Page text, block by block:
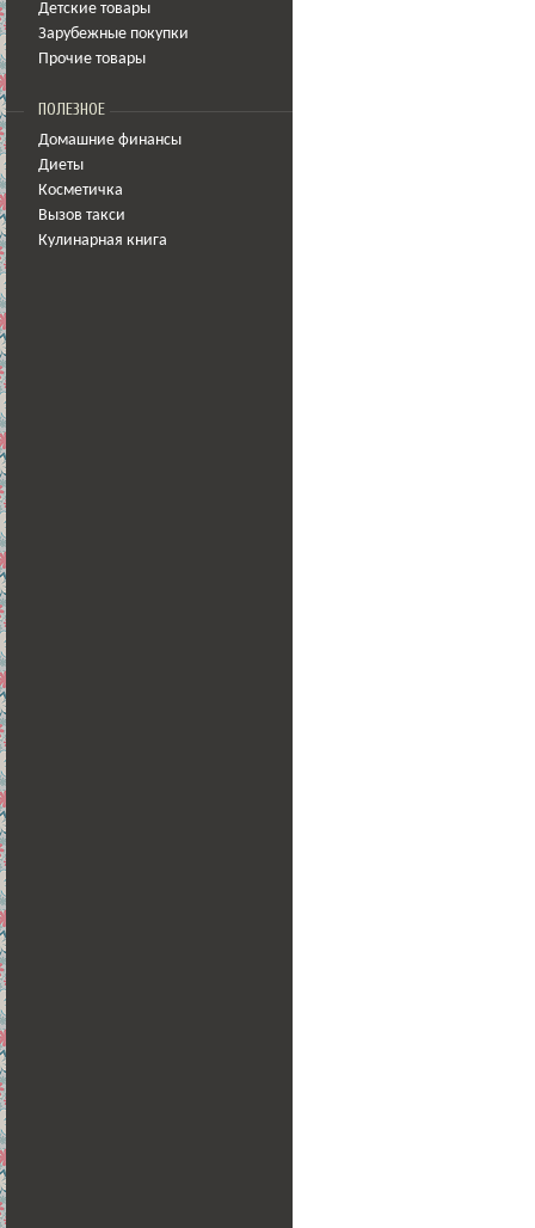
Детские товары
Зарубежные покупки
Прочие товары
ПОЛЕЗНОЕ
Домашние финансы
Диеты
Косметичка
Вызов такси
Кулинарная книга